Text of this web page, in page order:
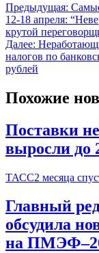
Предыдущая:
12-18 апреля:
крутой
Далее:
налогов по
рублей
Похожие
Поставки
выросли до
ТАСС2 месяца
Главный
обсудила
на